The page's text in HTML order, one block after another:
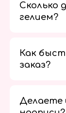
Сколько
гелием?
Как
заказ?
Делаете